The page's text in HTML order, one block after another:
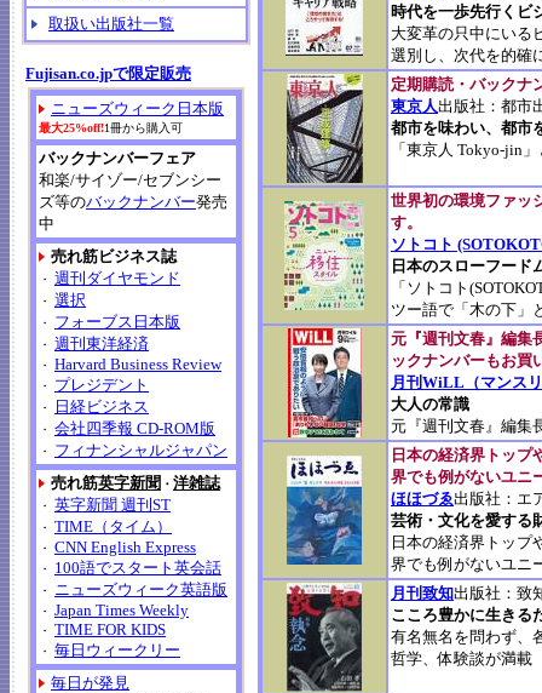
取扱い出版社一覧
Fujisan.co.jpで限定販売
ニューズウィーク日本版
最大25%off!1冊から購入可
バックナンバーフェア
和楽/サイゾー/セブンシー
ズ等のバックナンバー発売
中
売れ筋ビジネス誌
・ 週刊ダイヤモンド
・ 選択
・ フォーブス日本版
・ 週刊東洋経済
・ Harvard Business Review
・ プレジデント
・ 日経ビジネス
・ 会社四季報 CD-ROM版
・ フィナンシャルジャパン
売れ筋英字新聞 ・ 洋雑誌
・ 英字新聞 週刊ST
・ TIME（タイム）
・ CNN English Express
・ 100語でスタート英会話
・ ニューズウィーク英語版
・ Japan Times Weekly
・ TIME FOR KIDS
・ 毎日ウィークリー
毎日が発見
時代を一歩先行くビ
大変革の只中にいる
選別し、次代を的確
定期購読・バックナ
東京人出版社：都市
都市を味わい、都市
「東京人 Tokyo-jin
世界初の環境ファッ
す。
ソトコト
日本のスローフード
「ソトコト
ツー語で「木の下」
元『週刊文春』編集
ックナンバーもお買
月刊WiLL（マンス
大人の常識
元『週刊文春』編集
日本の経済界トップ
界でも例がないユニ
ほほづゑ出版社：エ
芸術・文化を愛する
日本の経済界トップ
界でも例がないユニ
月刊致知出版社：致
こころ豊かに生きる
有名無名を問わず、
哲学、体験談が満載